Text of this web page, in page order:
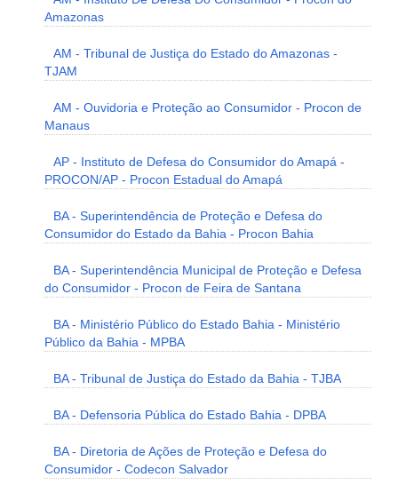
Amazonas
AM - Tribunal de Justiça do Estado do Amazonas -
TJAM
AM - Ouvidoria e Proteção ao Consumidor - Procon de
Manaus
AP - Instituto de Defesa do Consumidor do Amapá -
PROCON/AP - Procon Estadual do Amapá
BA - Superintendência de Proteção e Defesa do
Consumidor do Estado da Bahia - Procon Bahia
BA - Superintendência Municipal de Proteção e Defesa
do Consumidor - Procon de Feira de Santana
BA - Ministério Público do Estado Bahia - Ministério
Público da Bahia - MPBA
BA - Tribunal de Justiça do Estado da Bahia - TJBA
BA - Defensoria Pública do Estado Bahia - DPBA
BA - Diretoria de Ações de Proteção e Defesa do
Consumidor - Codecon Salvador